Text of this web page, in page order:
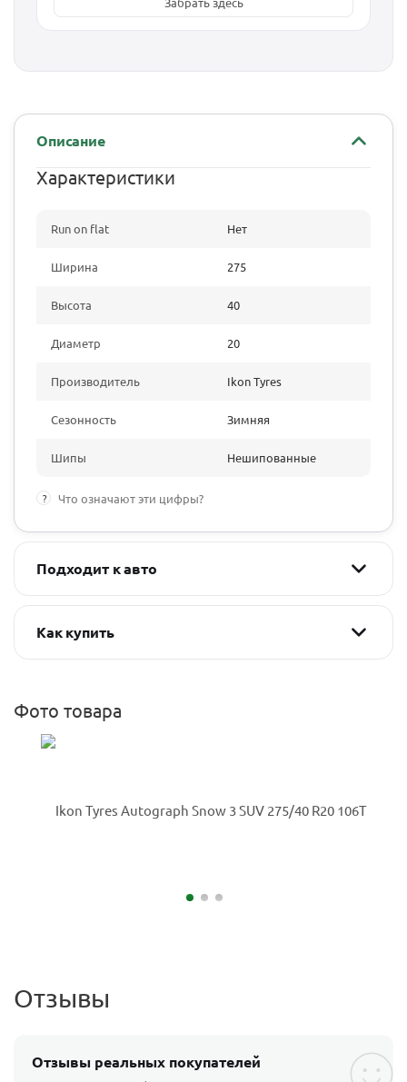
Описание
Характеристики
Run on flat Нет
Ширина 275
Высота 40
Диаметр 20
Производитель Ikon Tyres
Сезонность Зимняя
Шипы Нешипованные
? Что означают эти цифры?
Подходит к авто
Как купить
Фото товара
Отзывы
Отзывы реальных покупателей